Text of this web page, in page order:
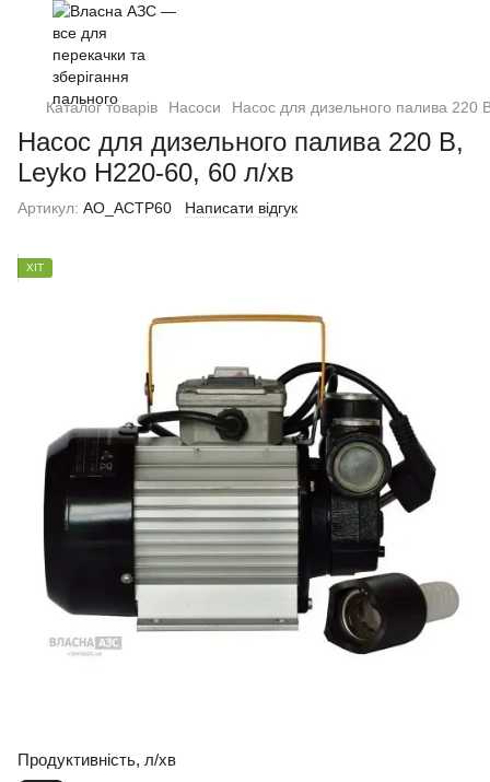
Каталог товарів Насоси Насос для дизельного палива 220
Насос для дизельного палива 220 В,
Leyko Н220-60, 60 л/хв
Артикул: AO_ACTP60 Написати відгук
ХІТ
Продуктивність, л/хв